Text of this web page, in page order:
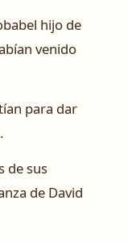
hijo de
venido
para dar
de sus
de David